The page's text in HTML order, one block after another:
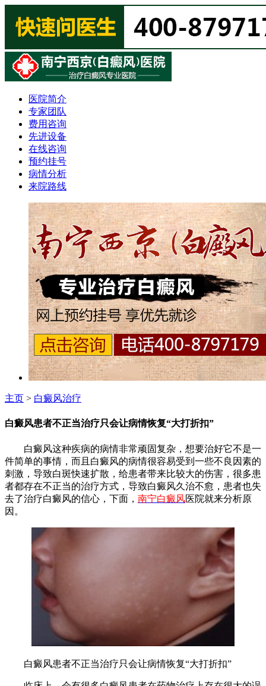
医院简介
专家团队
费用咨询
先进设备
在线咨询
预约挂号
病情分析
来院路线
主页 > 白癜风治疗
白癜风患者不正当治疗只会让病情恢复“大打折扣”
白癜风这种疾病的病情非常顽固复杂，想要治好它不是一
件简单的事情，而且白癜风的病情很容易受到一些不良因素的
刺激，导致白斑快速扩散，给患者带来比较大的伤害，很多患
者都存在不正当的治疗方式，导致白癜风久治不愈，患者也失
去了治疗白癜风的信心，下面， 南宁白癜风医院就来分析原
因。
白癜风患者不正当治疗只会让病情恢复“大打折扣”